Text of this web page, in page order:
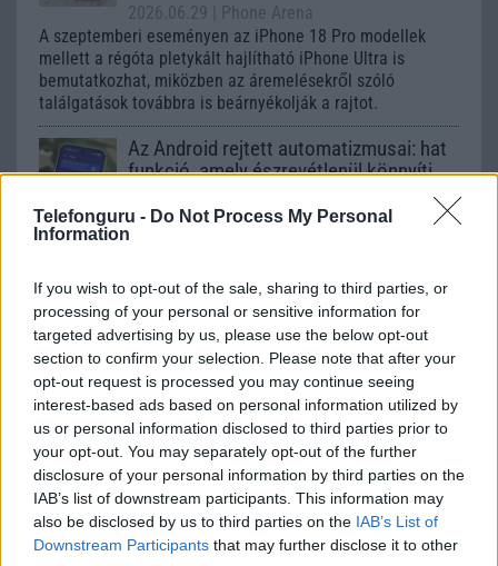
Telefonguru - Do Not Process My Personal
Information
If you wish to opt-out of the sale, sharing to third parties, or
processing of your personal or sensitive information for
targeted advertising by us, please use the below opt-out
section to confirm your selection. Please note that after your
opt-out request is processed you may continue seeing
interest-based ads based on personal information utilized by
us or personal information disclosed to third parties prior to
your opt-out. You may separately opt-out of the further
disclosure of your personal information by third parties on the
IAB’s list of downstream participants. This information may
also be disclosed by us to third parties on the IAB’s List of
Downstream Participants that may further disclose it to other
2026.06.29
| Phone Arena
A szeptemberi eseményen az iPhone 18 Pro modellek
mellett a régóta pletykált hajlítható iPhone Ultra is
bemutatkozhat, miközben az áremelésekről szóló
találgatások továbbra is beárnyékolják a rajtot.
Az Android rejtett automatizmusai: hat
funkció, amely észrevétlenül könnyíti
2026.06.14 | Android Police
Sok felhasználó külön alkalmazásokra esküszik, pedig az
amelyek maguktól dolgoznak a háttérben.
Ez a rejtett Samsung funkció teljesen
megváltoztatja a mobilhasználatot –
sokan mégsem tudnak róla
2026.07.12| Android Central
Az Edge Panel az egyik leghasznosabb funkció, amely
jelentősen felgyorsítja a mindennapi használatot,
miközben a Pixel telefonokból továbbra is hiányzik.